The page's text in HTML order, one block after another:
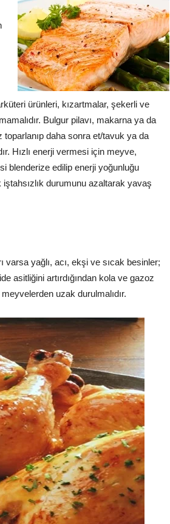
ürünleri, kızartmalar, şekerli ve
Bulgur pilavı, makarna ya da
daha sonra et/tavuk ya da
Hızlı enerji vermesi için meyve,
blenderize edilip enerji yoğunluğu
durumunu azaltarak yavaş
varsa yağlı, acı, ekşi ve sıcak besinler;
asitliğini artırdığından kola ve gazoz
uzak durulmalıdır.